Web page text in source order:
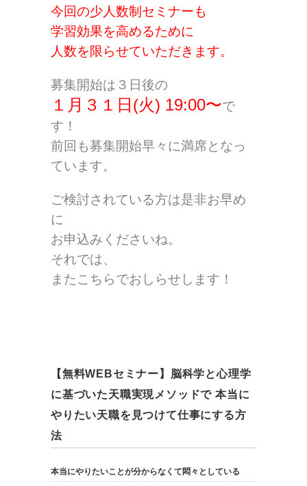
今回の少人数制セミナーも
学習効果を高めるために
人数を限らせていただきます。
募集開始は３日後の
１月３１日(火) 19:00〜で
す！
前回も募集開始早々に満席となっ
ています。
ご検討されている方は是非お早め
に
お申込みくださいね。
それでは、
またこちらでおしらせします！
【無料WEBセミナー】脳科学と心理学
に基づいた天職実現メソッドで 本当に
やりたい天職を見つけて仕事にする方
法
本当にやりたいことが分からなくて悶々としている